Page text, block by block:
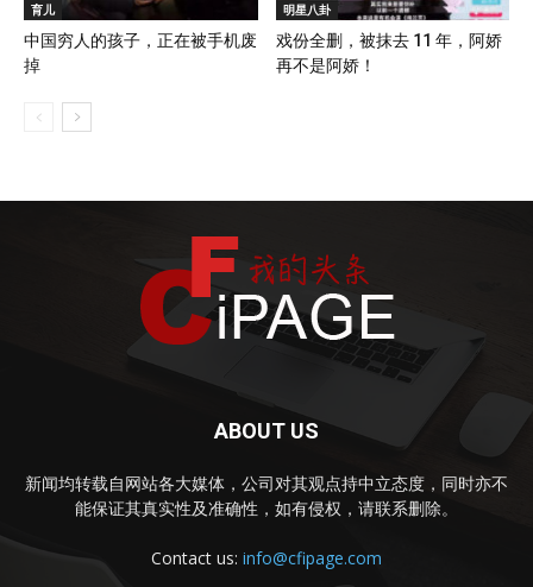
育儿
中国穷人的孩子，正在被手机废
掉
明星八卦
戏份全删，被抹去 11 年，阿娇
再不是阿娇！
ABOUT US
新闻均转载自网站各大媒体，公司对其观点持中立态度，同时亦不
能保证其真实性及准确性，如有侵权，请联系删除。
Contact us: info@cfipage.com